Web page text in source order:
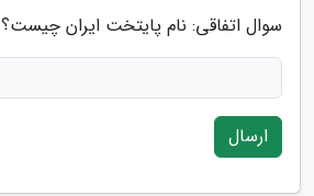
سوال اتفاقی: نام پایتخت ایران چیست؟
ارسال